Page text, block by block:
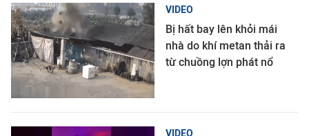
VIDEO
Bị hất bay lên khỏi mái
nhà do khí metan thải ra
từ chuồng lợn phát nổ
VIDEO